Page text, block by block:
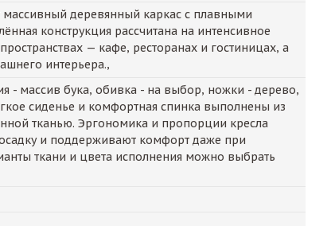
массивный деревянный каркас с плавными
конструкция рассчитана на интенсивное
— кафе, ресторанах и гостиницах, а
интерьера.,
- массив бука, обивка - на выбор, ножки - дерево,
сиденье и комфортная спинка выполнены из
тканью. Эргономика и пропорции кресла
и поддерживают комфорт даже при
ткани и цвета исполнения можно выбрать